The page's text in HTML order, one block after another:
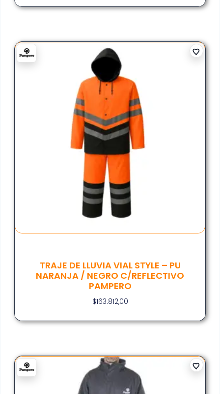
TRAJE DE LLUVIA VIAL STYLE – PU
NARANJA / NEGRO C/REFLECTIVO
PAMPERO
$163.812,00